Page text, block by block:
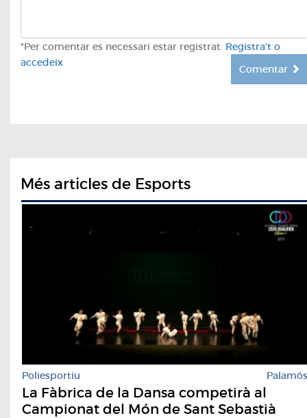
*Per comentar es necessari estar registrat. Registra't o
accedeix
Comentar
Més articles de Esports
Poliesportiu Palamós
La Fàbrica de la Dansa competirà al
Campionat del Món de Sant Sebastià